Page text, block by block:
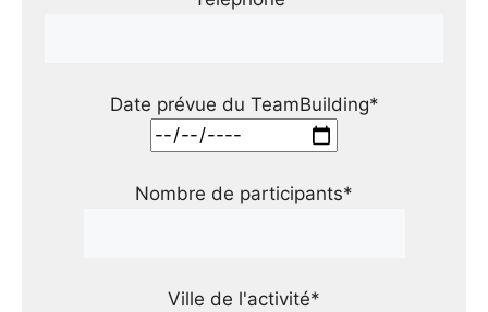
Date prévue du TeamBuilding*
Nombre de participants*
Ville de l'activité*